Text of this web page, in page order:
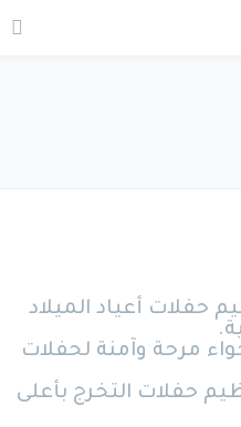
حفلات أعياد الميلاد
مرحة وآمنة لحفلات
حفلات التخرج بأعلى